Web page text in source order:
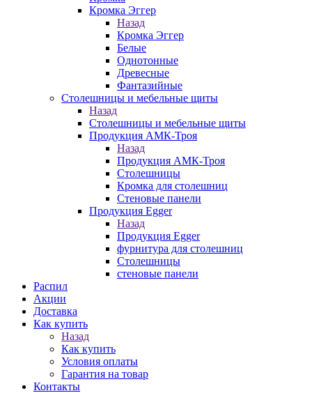
Кромка Эггер
Назад
Кромка Эггер
Белые
Однотонные
Древесные
Фантазийные
Столешницы и мебельные щиты
Назад
Столешницы и мебельные щиты
Продукция АМК-Троя
Назад
Продукция АМК-Троя
Столешницы
Кромка для столешниц
Стеновые панели
Продукция Egger
Назад
Продукция Egger
фурнитура для столешниц
Столешницы
стеновые панели
Распил
Акции
Доставка
Как купить
Назад
Как купить
Условия оплаты
Гарантия на товар
Контакты